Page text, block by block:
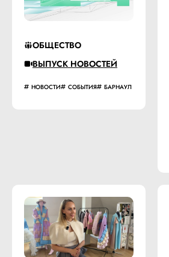
ОБЩЕСТВО
ВЫПУСК НОВОСТЕЙ
НОВОСТИ СОБЫТИЯ БАРНАУЛ